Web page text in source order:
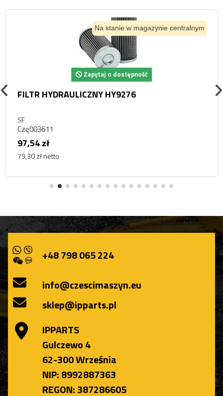
Na stanie w magazynie centralnym
Zapytaj o dostępność
FILTR HYDRAULICZNY HY9276
SF
Czę003611
97,54 zł
79,30 zł netto
+48 798 065 224
info@czescimaszyn.eu
sklep@ipparts.pl
IPPARTS
Gulczewo 4
62-300 Września
NIP: 8992887363
REGON: 387286605